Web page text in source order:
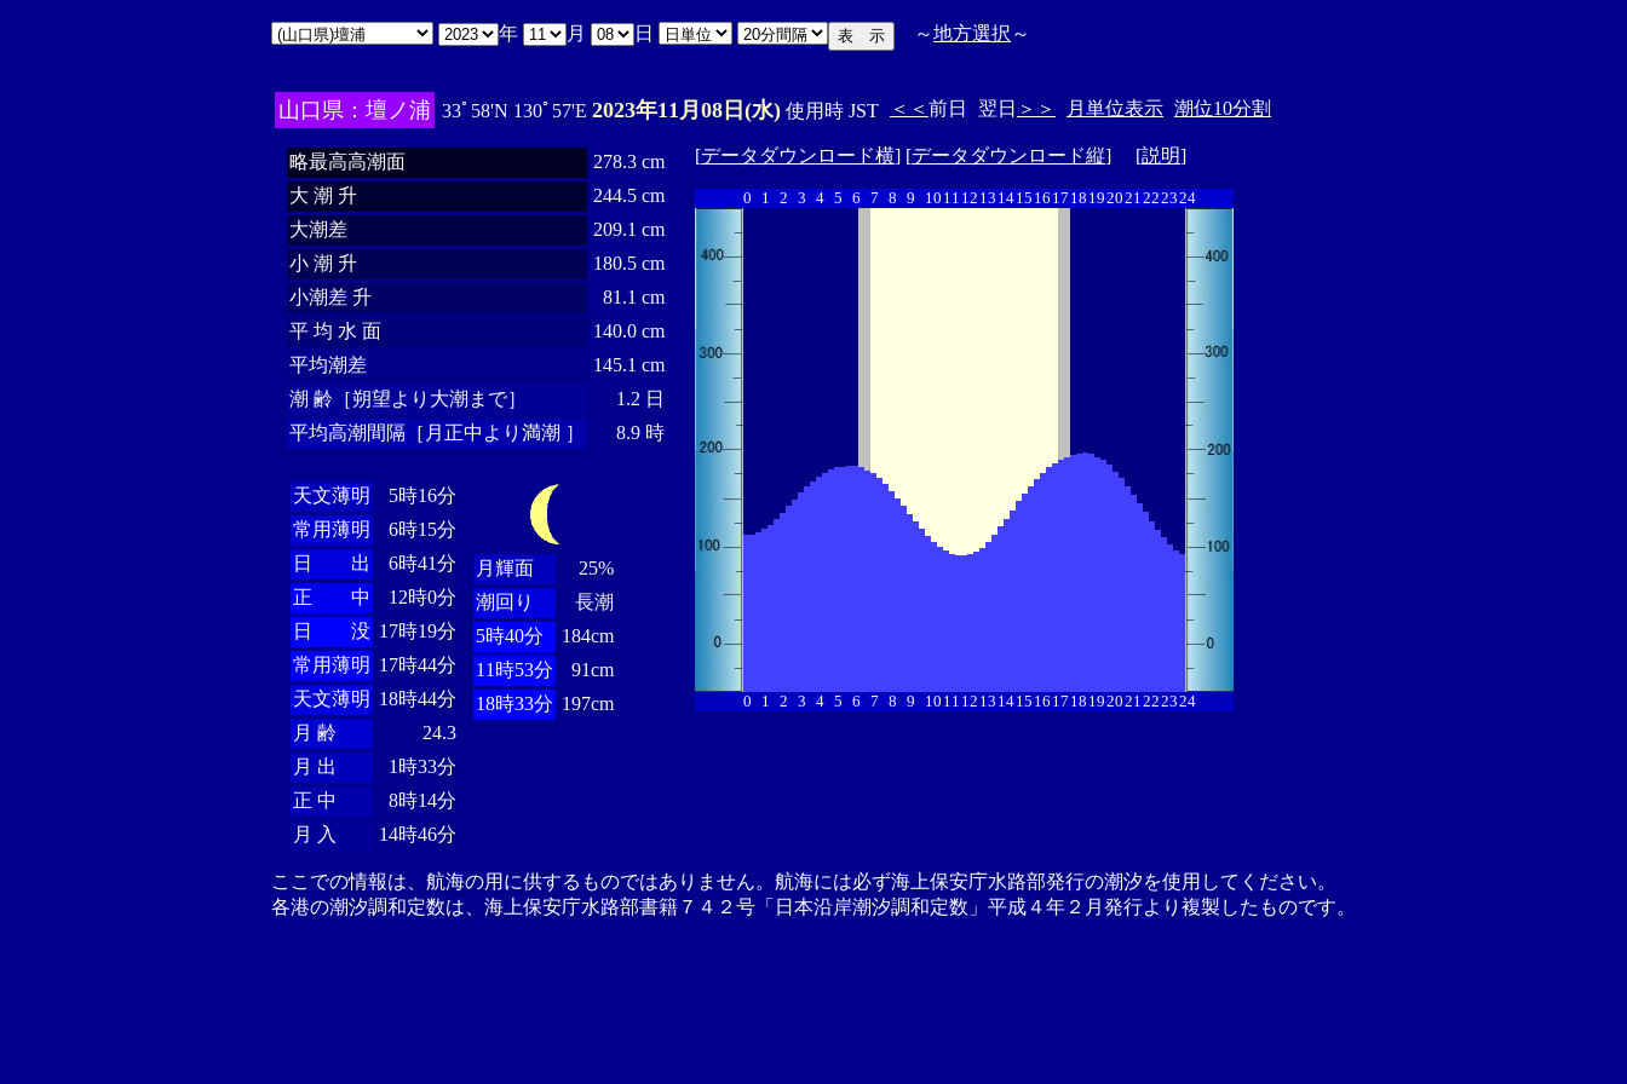
年 月 日 ～地方選択 ～
山口県：壇ノ浦 33ﾟ58'N 130ﾟ57'E 2023年11月08日(水) 使用時 JST ＜＜ 前日 翌日 ＞＞ 月単位表示 潮位10分割
略最高高潮面
278.3 cm
大 潮 升
244.5 cm
大潮差
209.1 cm
小 潮 升
180.5 cm
小潮差 升
81.1 cm
平 均 水 面
140.0 cm
平均潮差
145.1 cm
潮 齢［朔望より大潮まで］
1.2 日
平均高潮間隔［月正中より満潮 ］
8.9 時
天文薄明
5時16分
常用薄明
6時15分
日 出
6時41分
正 中
12時0分
日 没 17時19分
常用薄明 17時44分
天文薄明 18時44分
月 齢
24.3
月 出
1時33分
正 中
8時14分
月 入
14時46分
月輝面
25%
潮回り
長潮
5時40分
184cm
11時53分
91cm
18時33分 197cm
[データダウンロード横] [データダウンロード縦] [説明]
0 1 2 3 4 5 6 7 8 9 10 11 12 13 1415 16 17 18 192021222324
0 1 2 3 4 5 6 7 8 9 10 11 12 13 1415 16 17 18 192021222324
ここでの情報は、航海の用に供するものではありません。航海には必ず海上保安庁水路部発行の潮汐を使用してください。
各港の潮汐調和定数は、海上保安庁水路部書籍７４２号「日本沿岸潮汐調和定数」平成４年２月発行より複製したものです。